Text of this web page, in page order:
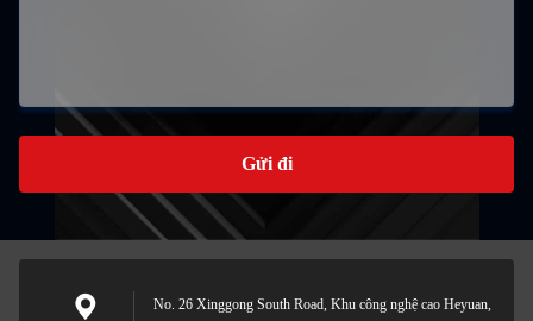
Gửi đi
No. 26 Xinggong South Road, Khu công nghệ cao Heyuan,